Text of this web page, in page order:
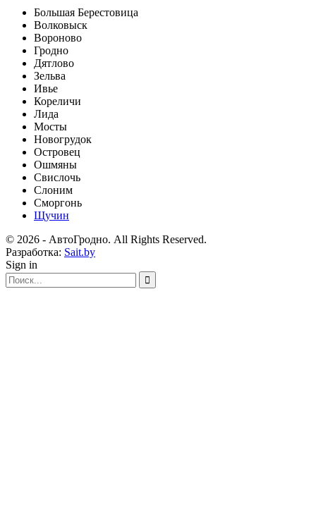
Большая Берестовица
Волковыск
Вороново
Гродно
Дятлово
Зельва
Ивье
Кореличи
Лида
Мосты
Новогрудок
Островец
Ошмяны
Свислочь
Слоним
Сморгонь
Щучин
© 2026 - АвтоГродно. All Rights Reserved.
Разработка: Sait.by
Sign in